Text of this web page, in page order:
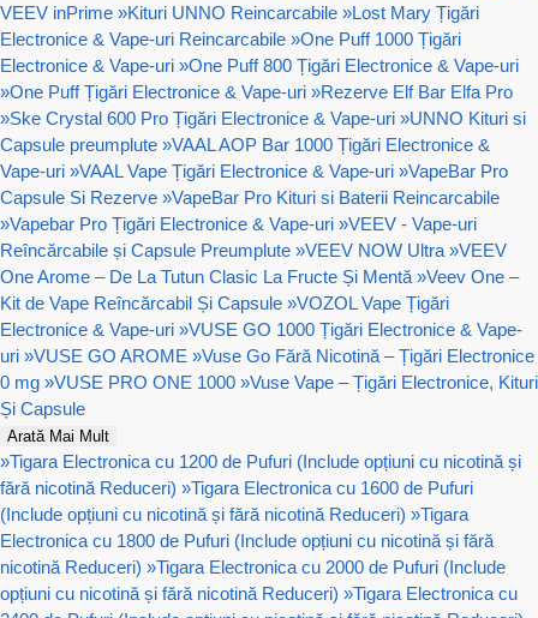
VEEV inPrime »Kituri UNNO Reincarcabile »Lost Mary Țigări
Electronice & Vape-uri Reincarcabile »One Puff 1000 Țigări
Electronice & Vape-uri »One Puff 800 Țigări Electronice & Vape-uri
»One Puff Țigări Electronice & Vape-uri »Rezerve Elf Bar Elfa Pro
»Ske Crystal 600 Pro Țigări Electronice & Vape-uri »UNNO Kituri si
Capsule preumplute »VAAL AOP Bar 1000 Țigări Electronice &
Vape-uri »VAAL Vape Țigări Electronice & Vape-uri »VapeBar Pro
Capsule Si Rezerve »VapeBar Pro Kituri si Baterii Reincarcabile
»Vapebar Pro Țigări Electronice & Vape-uri »VEEV - Vape-uri
Reîncărcabile și Capsule Preumplute »VEEV NOW Ultra »VEEV
One Arome – De La Tutun Clasic La Fructe Și Mentă »Veev One –
Kit de Vape Reîncărcabil Și Capsule »VOZOL Vape Țigări
Electronice & Vape-uri »VUSE GO 1000 Țigări Electronice & Vape-
uri »VUSE GO AROME »Vuse Go Fără Nicotină – Țigări Electronice
0 mg »VUSE PRO ONE 1000 »Vuse Vape – Țigări Electronice, Kituri
Și Capsule
Arată Mai Mult
»Tigara Electronica cu 1200 de Pufuri (Include opțiuni cu nicotină și
fără nicotină Reduceri) »Tigara Electronica cu 1600 de Pufuri
(Include opțiuni cu nicotină și fără nicotină Reduceri) »Tigara
Electronica cu 1800 de Pufuri (Include opțiuni cu nicotină și fără
nicotină Reduceri) »Tigara Electronica cu 2000 de Pufuri (Include
opțiuni cu nicotină și fără nicotină Reduceri) »Tigara Electronica cu